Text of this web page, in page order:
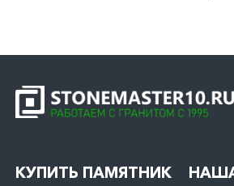
КУПИТЬ ПАМЯТНИК